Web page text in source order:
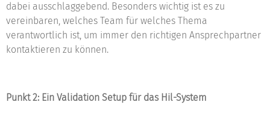
dabei ausschlaggebend. Besonders wichtig ist es zu
vereinbaren, welches Team für welches Thema
verantwortlich ist, um immer den richtigen Ansprechpartner
kontaktieren zu können.
Punkt 2: Ein Validation Setup für das Hil-System